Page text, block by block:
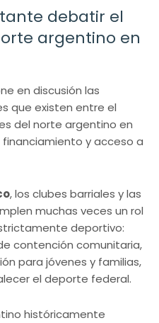
debatir el
argentino en
en discusión las
que existen entre el
del norte argentino en
y acceso a
, los clubes barriales y las
muchas veces un rol
deportivo:
contención comunitaria,
para jóvenes y familias,
el deporte federal.
históricamente